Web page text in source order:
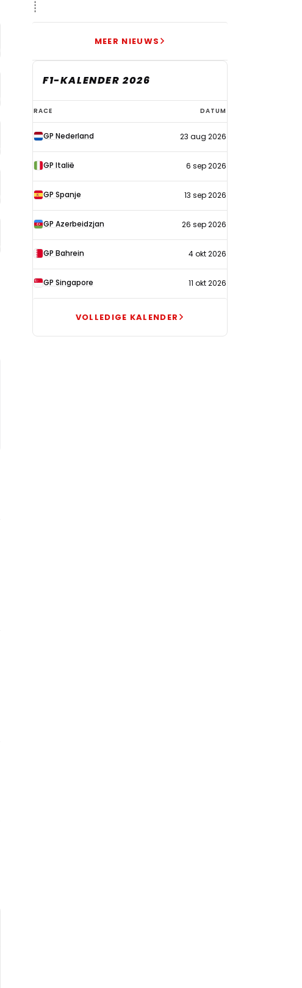
MEER NIEUWS
F1-KALENDER 2026
F1-
kalender
2026
RACE DATUM
GP Nederland 23 aug 2026
GP Italië 6 sep 2026
GP Spanje 13 sep 2026
GP Azerbeidzjan 26 sep 2026
GP Bahrein 4 okt 2026
GP Singapore 11 okt 2026
VOLLEDIGE KALENDER